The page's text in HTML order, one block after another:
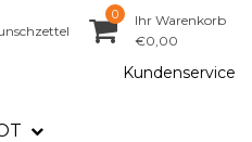
0
Ihr Warenkorb
€0,00
Kundenservice